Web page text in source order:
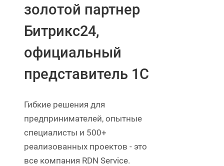
золотой партнер
Битрикс24,
официальный
представитель 1С
Гибкие решения для
предпринимателей, опытные
специалисты и 500+
реализованных проектов - это
все компания RDN Service.